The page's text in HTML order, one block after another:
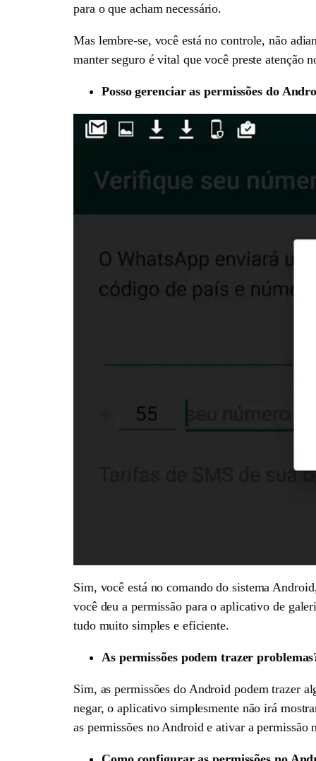
para o que acham necessário.
Mas lembre-se, você está no controle, não
manter seguro é vital que você preste atenção
Posso gerenciar as permissões do
Sim, você está no comando do sistema
você deu a permissão para o aplicativo de
tudo muito simples e eficiente.
As permissões podem trazer
Sim, as permissões do Android podem trazer
negar, o aplicativo simplesmente não irá
as permissões no Android e ativar a